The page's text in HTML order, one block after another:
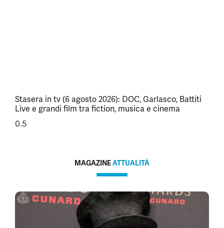
Stasera in tv (6 agosto 2026): DOC, Garlasco, Battiti
Live e grandi film tra fiction, musica e cinema
MAGAZINEATTUALITÀ